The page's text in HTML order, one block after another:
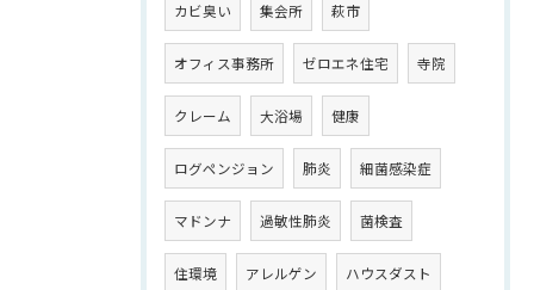
カビ臭い 集会所 萩市
オフィス事務所 ゼロエネ住宅 寺院
クレーム 大浴場 健康
ログペンジョン 肺炎 細菌感染症
マドンナ 過敏性肺炎 菌検査
住環境 アレルゲン ハウスダスト